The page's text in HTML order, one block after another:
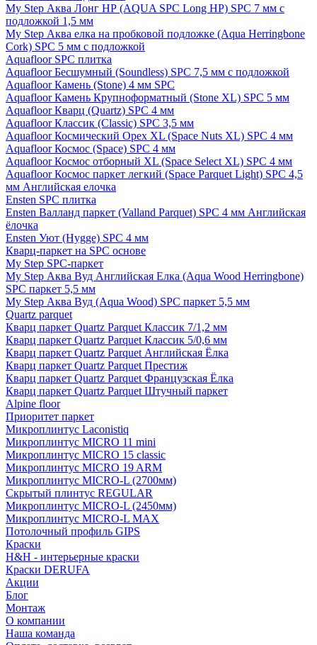
My Step Аква Лонг НР (AQUA SPC Long HP) SPC 7 мм с
подложкой 1,5 мм
My Step Аква елка на пробковой подложке (Aqua Herringbone
Cork) SPC 5 мм с подложкой
Aquafloor SPC плитка
Aquafloor Бесшумный (Soundless) SPC 7,5 мм с подложкой
Aquafloor Камень (Stone) 4 мм SPC
Aquafloor Камень Крупноформатный (Stone XL) SPC 5 мм
Aquafloor Кварц (Quartz) SPC 4 мм
Aquafloor Классик (Classic) SPC 3,5 мм
Aquafloor Космический Орех XL (Space Nuts XL) SPC 4 мм
Aquafloor Космос (Space) SPC 4 мм
Aquafloor Космос отборный XL (Space Select XL) SPC 4 мм
Aquafloor Космос паркет легкий (Space Parquet Light) SPC 4,5
мм Английская елочка
Ensten SPC плитка
Ensten Валланд паркет (Valland Parquet) SPC 4 мм Английская
ёлочка
Ensten Уют (Hygge) SPC 4 мм
Кварц-паркет на SPC основе
My Step SPC-паркет
My Step Аква Вуд Английская Елка (Aqua Wood Herringbone)
SPC паркет 5,5 мм
My Step Аква Вуд (Aqua Wood) SPC паркет 5,5 мм
Quartz parquet
Кварц паркет Quartz Parquet Классик 7/1,2 мм
Кварц паркет Quartz Parquet Классик 5/0,6 мм
Кварц паркет Quartz Parquet Английская Ёлка
Кварц паркет Quartz Parquet Престиж
Кварц паркет Quartz Parquet Французская Ёлка
Кварц паркет Quartz Parquet Штучный паркет
Alpine floor
Приоритет паркет
Микроплинтус Laconistiq
Микроплинтус MICRO 11 mini
Микроплинтус MICRO 15 classic
Микроплинтус MICRO 19 ARM
Микроплинтус MICRO-L (2700мм)
Скрытый плинтус REGULAR
Микроплинтус MICRO-L (2450мм)
Микроплинтус MICRO-L MAX
Потолочный профиль GIPS
Краски
H&H - интерьерные краски
Краски DERUFA
Акции
Блог
Монтаж
О компании
Наша команда